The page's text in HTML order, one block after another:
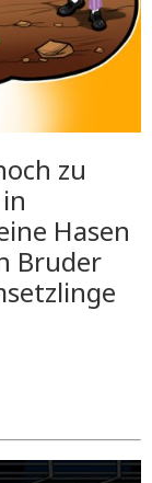
zu
Hasen
Bruder